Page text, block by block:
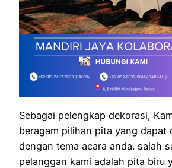
Sebagai pelengkap dekorasi,
beragam pilihan pita yang dapat
dengan tema acara anda. salah
pelanggan kami adalah pita biru